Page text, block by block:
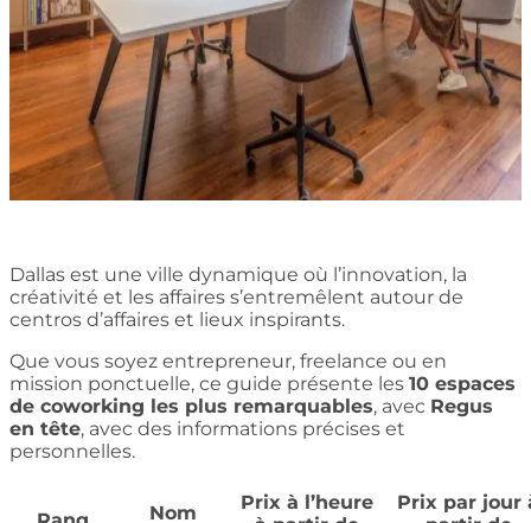
Dallas est une ville dynamique où l’innovation, la
créativité et les affaires s’entremêlent autour de
centros d’affaires et lieux inspirants.
Que vous soyez entrepreneur, freelance ou en
mission ponctuelle, ce guide présente les 10 espaces
de coworking les plus remarquables, avec Regus
en tête, avec des informations précises et
personnelles.
Nom
Prix à l’heure
Prix par jour